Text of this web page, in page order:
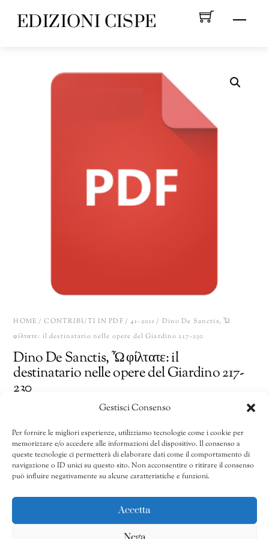
Gestisci Consenso
Per fornire le migliori esperienze, utilizziamo tecnologie come i cookie per
memorizzare e/o accedere alle informazioni del dispositivo. Il consenso a
queste tecnologie ci permetterà di elaborare dati come il comportamento di
navigazione o ID unici su questo sito. Non acconsentire o ritirare il consenso
può influire negativamente su alcune caratteristiche e funzioni.
Accetta
Menu
EDIZIONI CISPE
HOME /CONTRIBUTI IN PDF/41-2011 / Dino De Sanctis, Ὦ
φίλτατε: il destinatario nelle opere del Giardino 217-230
Dino De Sanctis, Ὦ φίλτατε: il
destinatario nelle opere del Giardino 217-
230
Dino
De
Sanctis,
Ὦ
il
AGGIUNGI AL CARRELLO Share
CATEGORIE:41-2011,41/2011-50/2020,Contributi in pdf